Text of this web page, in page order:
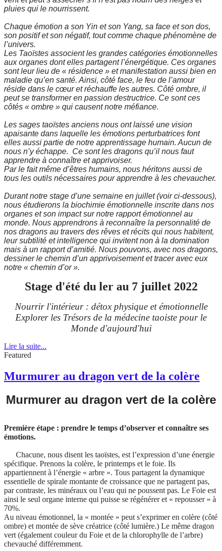
pluies qui le nourrissent.
Chaque émotion a son Yin et son Yang, sa face et son dos,
son positif et son négatif, tout comme chaque phénomène de
l’univers.
Les Taoïstes associent les grandes catégories émotionnelles
aux organes dont elles partagent l’énergétique. Ces organes
sont leur lieu de « résidence » et manifestation aussi bien en
maladie qu’en santé. Ainsi, côté face, le feu de l’amour
réside dans le cœur et réchauffe les autres. Côté ombre, il
peut se transformer en passion destructrice. Ce sont ces
côtés « ombre » qui causent notre méfiance.
Les sages taoïstes anciens nous ont laissé une vision
apaisante dans laquelle les émotions perturbatrices font
elles aussi partie de notre apprentissage humain. Aucun de
nous n’y échappe. Ce sont les dragons qu’il nous faut
apprendre à connaître et apprivoiser.
Par le fait même d’êtres humains, nous héritons aussi de
tous les outils nécessaires pour apprendre à les chevaucher.
Durant notre stage d’une semaine en juillet (voir ci-dessous),
nous étudierons la biochimie émotionnelle inscrite dans nos
organes et son impact sur notre rapport émotionnel au
monde. Nous apprendrons à reconnaître la personnalité de
nos dragons au travers des rêves et récits qui nous habitent,
leur subtilité et intelligence qui invitent non à la domination
mais à un rapport d’amitié. Nous pouvons, avec nos dragons,
dessiner le chemin d’un apprivoisement et tracer avec eux
notre « chemin d’or ».
Stage d'été du ler au 7 juillet 2022
Nourrir l'intérieur : détox physique et émotionnelle
Explorer les Trésors de la médecine taoiste pour le
Monde d'aujourd'hui
Lire la suite...
Featured
Murmurer au dragon vert de la colère
Murmurer au dragon vert de la colère
Première étape : prendre le temps d’observer et connaître ses
émotions.
Chacune, nous disent les taoïstes, est l’expression d’une énergie
spécifique. Prenons la colère, le printemps et le foie. Ils
appartiennent à l’énergie « arbre ». Tous partagent la dynamique
essentielle de spirale montante de croissance que ne partagent pas,
par contraste, les minéraux ou l’eau qui ne poussent pas. Le Foie est
ainsi le seul organe interne qui puisse se régénérer et « repousser » à
70%.
Au niveau émotionnel, la « montée » peut s’exprimer en colère (côté
ombre) et montée de sève créatrice (côté lumière.) Le même dragon
vert (également couleur du Foie et de la chlorophylle de l’arbre)
chevauché différemment.